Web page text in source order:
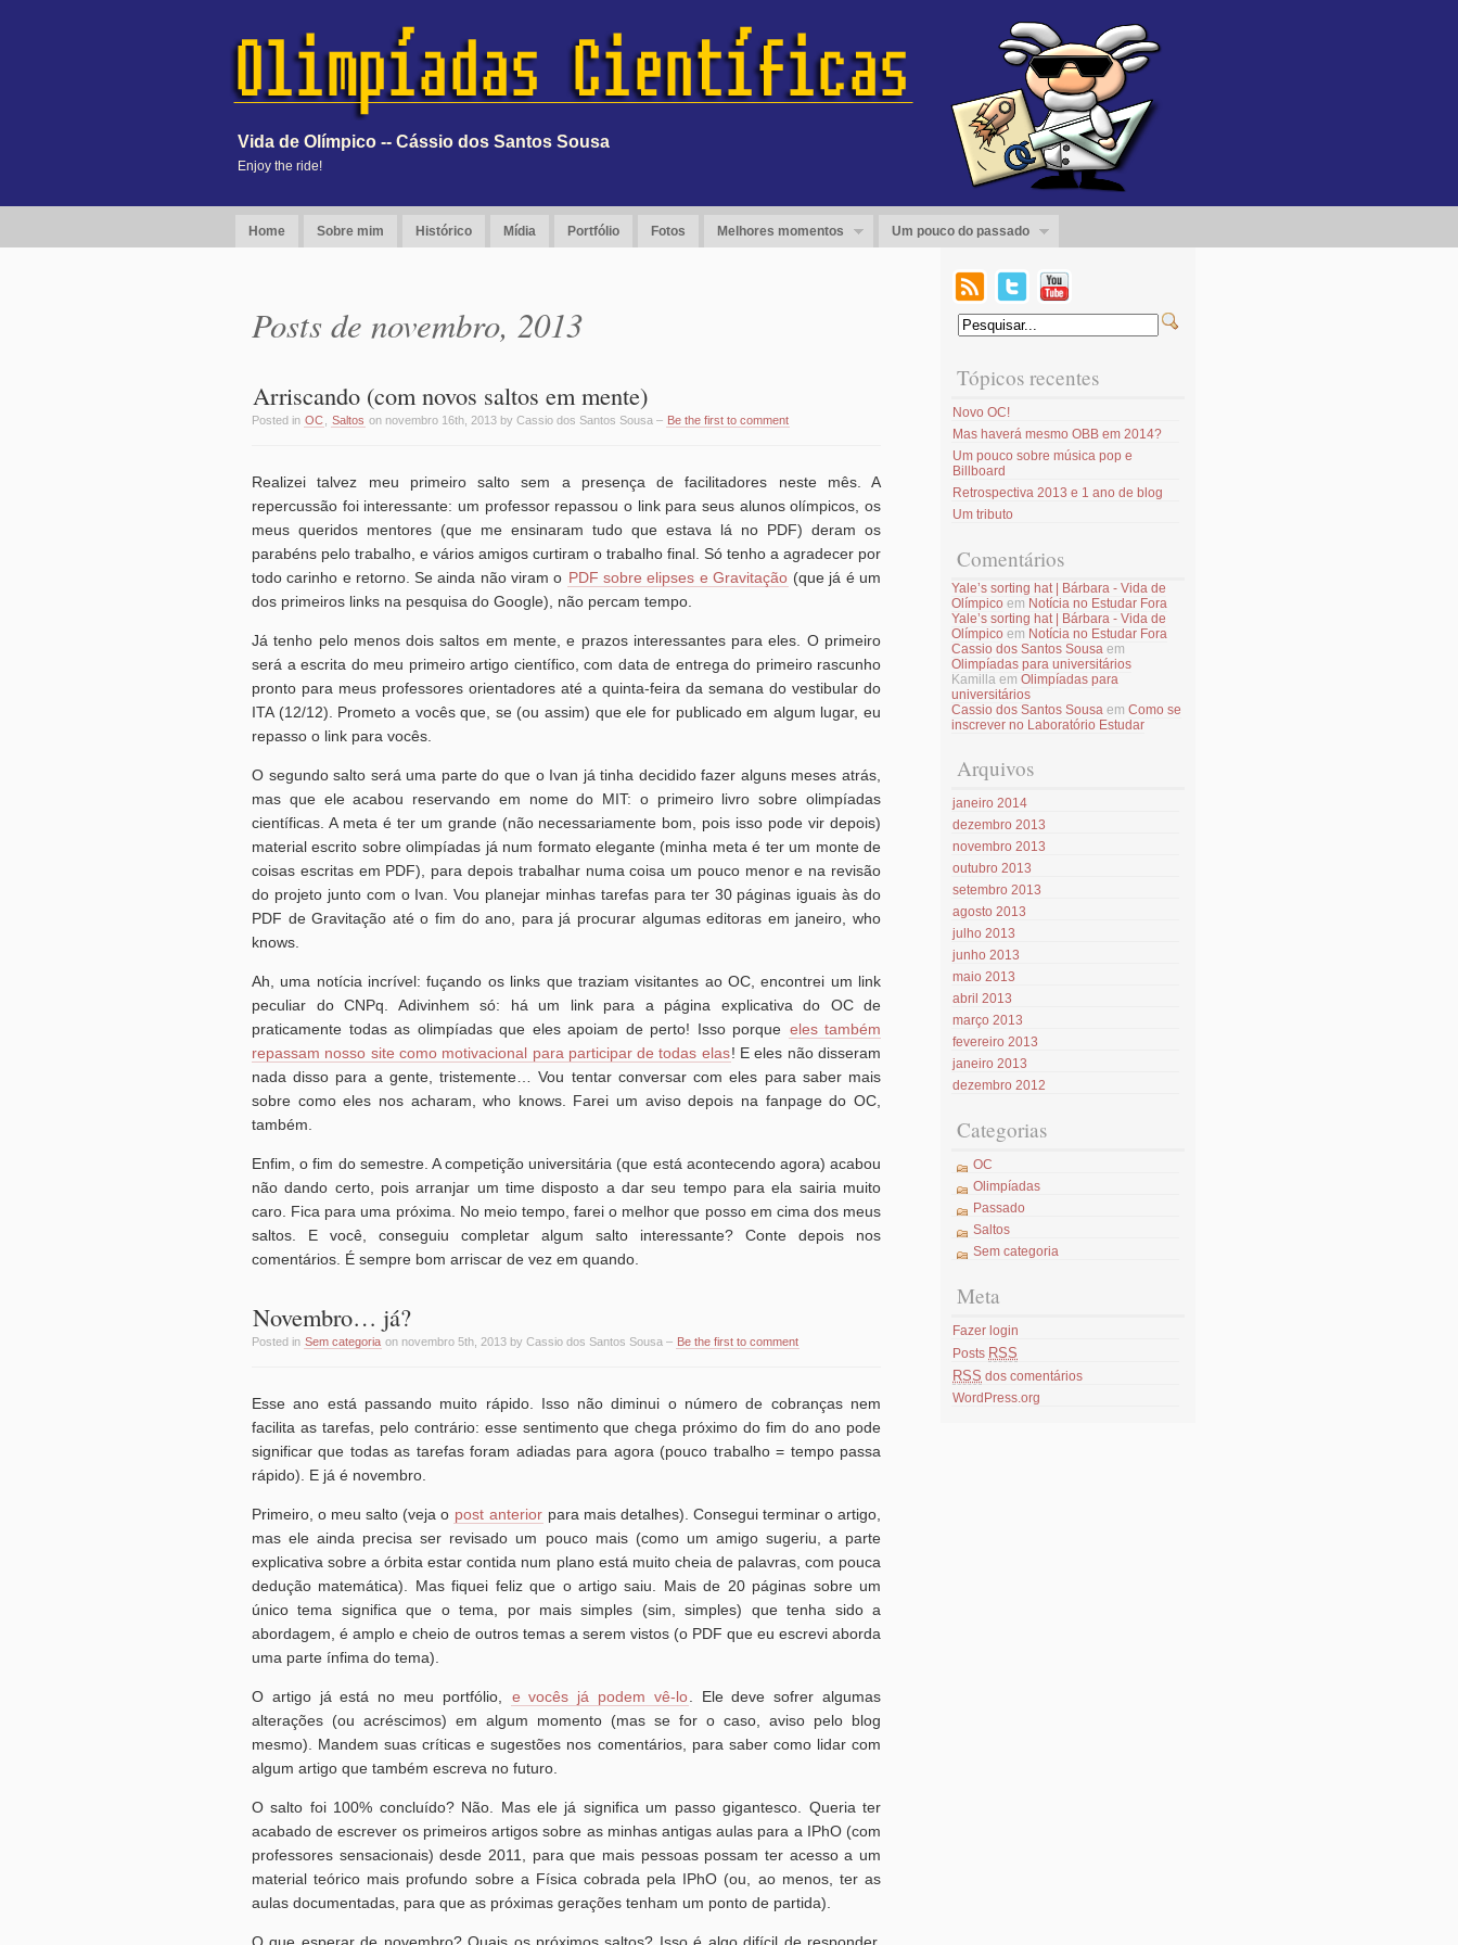
Vida de Olímpico -- Cássio dos Santos Sousa
Enjoy the ride!
Home Sobre mim Histórico Mídia Portfólio Fotos Melhores momentos Um pouco do passado
Posts de novembro, 2013
Arriscando (com novos saltos em mente)
Posted in OC Saltos on novembro 16th, 2013 by Cassio dos Santos Sousa – Be the first to comment
Realizei talvez meu primeiro salto sem a presença de facilitadores neste mês. A
repercussão foi interessante: um professor repassou o link para seus alunos olímpicos, os
meus queridos mentores (que me ensinaram tudo que estava lá no PDF) deram os
parabéns pelo trabalho, e vários amigos curtiram o trabalho final. Só tenho a agradecer por
todo carinho e retorno. Se ainda não viram o PDF sobre elipses e Gravitação (que já é um
dos primeiros links na pesquisa do Google), não percam tempo.
Já tenho pelo menos dois saltos em mente, e prazos interessantes para eles. O primeiro
será a escrita do meu primeiro artigo científico, com data de entrega do primeiro rascunho
pronto para meus professores orientadores até a quinta-feira da semana do vestibular do
ITA (12/12). Prometo a vocês que, se (ou assim) que ele for publicado em algum lugar, eu
repasso o link para vocês.
O segundo salto será uma parte do que o Ivan já tinha decidido fazer alguns meses atrás,
mas que ele acabou reservando em nome do MIT: o primeiro livro sobre olimpíadas
científicas. A meta é ter um grande (não necessariamente bom, pois isso pode vir depois)
material escrito sobre olimpíadas já num formato elegante (minha meta é ter um monte de
coisas escritas em PDF), para depois trabalhar numa coisa um pouco menor e na revisão
do projeto junto com o Ivan. Vou planejar minhas tarefas para ter 30 páginas iguais às do
PDF de Gravitação até o fim do ano, para já procurar algumas editoras em janeiro, who
knows.
Ah, uma notícia incrível: fuçando os links que traziam visitantes ao OC, encontrei um link
peculiar do CNPq. Adivinhem só: há um link para a página explicativa do OC de
praticamente todas as olimpíadas que eles apoiam de perto! Isso porque eles também
repassam nosso site como motivacional para participar de todas elas! E eles não disseram
nada disso para a gente, tristemente… Vou tentar conversar com eles para saber mais
sobre como eles nos acharam, who knows. Farei um aviso depois na fanpage do OC,
também.
Enfim, o fim do semestre. A competição universitária (que está acontecendo agora) acabou
não dando certo, pois arranjar um time disposto a dar seu tempo para ela sairia muito
caro. Fica para uma próxima. No meio tempo, farei o melhor que posso em cima dos meus
saltos. E você, conseguiu completar algum salto interessante? Conte depois nos
comentários. É sempre bom arriscar de vez em quando.
Novembro… já?
Posted in Sem categoria on novembro 5th, 2013 by Cassio dos Santos Sousa – Be the first to comment
Esse ano está passando muito rápido. Isso não diminui o número de cobranças nem
facilita as tarefas, pelo contrário: esse sentimento que chega próximo do fim do ano pode
significar que todas as tarefas foram adiadas para agora (pouco trabalho = tempo passa
rápido). E já é novembro.
Primeiro, o meu salto (veja o post anterior para mais detalhes). Consegui terminar o artigo,
mas ele ainda precisa ser revisado um pouco mais (como um amigo sugeriu, a parte
explicativa sobre a órbita estar contida num plano está muito cheia de palavras, com pouca
dedução matemática). Mas fiquei feliz que o artigo saiu. Mais de 20 páginas sobre um
único tema significa que o tema, por mais simples (sim, simples) que tenha sido a
abordagem, é amplo e cheio de outros temas a serem vistos (o PDF que eu escrevi aborda
uma parte ínfima do tema).
O artigo já está no meu portfólio, e vocês já podem vê-lo . Ele deve sofrer algumas
alterações (ou acréscimos) em algum momento (mas se for o caso, aviso pelo blog
mesmo). Mandem suas críticas e sugestões nos comentários, para saber como lidar com
algum artigo que também escreva no futuro.
O salto foi 100% concluído? Não. Mas ele já significa um passo gigantesco. Queria ter
acabado de escrever os primeiros artigos sobre as minhas antigas aulas para a IPhO (com
professores sensacionais) desde 2011, para que mais pessoas possam ter acesso a um
material teórico mais profundo sobre a Física cobrada pela IPhO (ou, ao menos, ter as
aulas documentadas, para que as próximas gerações tenham um ponto de partida).
Tópicos recentes
Novo OC!
Mas haverá mesmo OBB em 2014?
Um pouco sobre música pop e
Billboard
Retrospectiva 2013 e 1 ano de blog
Um tributo
Comentários
Yale’s sorting hat | Bárbara - Vida de
Olímpico em Notícia no Estudar Fora
Yale’s sorting hat | Bárbara - Vida de
Olímpico em Notícia no Estudar Fora
Cassio dos Santos Sousa em
Olimpíadas para universitários
Kamilla em Olimpíadas para
universitários
Cassio dos Santos Sousa em Como se
inscrever no Laboratório Estudar
Arquivos
janeiro 2014
dezembro 2013
novembro 2013
outubro 2013
setembro 2013
agosto 2013
julho 2013
junho 2013
maio 2013
abril 2013
março 2013
fevereiro 2013
janeiro 2013
dezembro 2012
Categorias
OC
Olimpíadas
Passado
Saltos
Sem categoria
Meta
Fazer login
Posts RSS
RSS dos comentários
WordPress.org